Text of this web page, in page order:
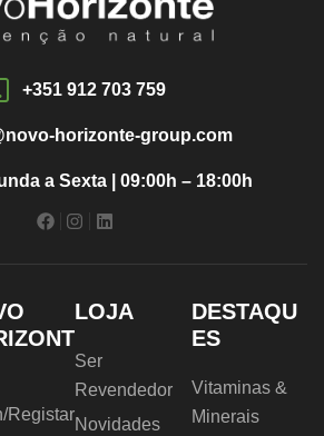
+351 912 703 759
horizonte-group.com
a Sexta | 09:00h – 18:00h
Registar
LOJA
Ser
Revendedor
Novidades
DESTAQU
ES
Vitaminas &
Minerais